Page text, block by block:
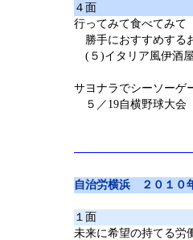
４面
行ってみて食べてみて
勝手におすすめする
(５)イタリア風伊酒
サヨナラでシーソーゲ
５／19自横野球大会
自治労横浜 ２０１０
１面
未来に希望の持てる労